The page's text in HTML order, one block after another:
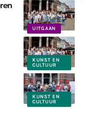
UITGAAN
KUNST EN
CULTUUR
KUNST EN
CULTUUR